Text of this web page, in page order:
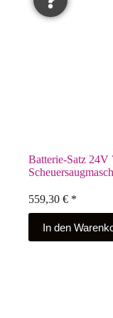
Batterie-Satz
559,30 € *
In den